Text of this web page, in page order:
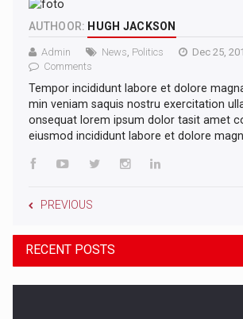
AUTHOOR: HUGH JACKSON
Admin News Politics
Dec 25,
Comments
Tempor incididunt labore et dolore
min veniam saquis nostru exercitation
onsequat lorem ipsum dolor tasit amet
eiusmod incididunt labore et dolore
PREVIOUS
RECENT POSTS